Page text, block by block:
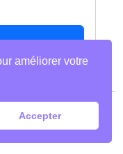
| Tous droits
améliorer votre
Accepter